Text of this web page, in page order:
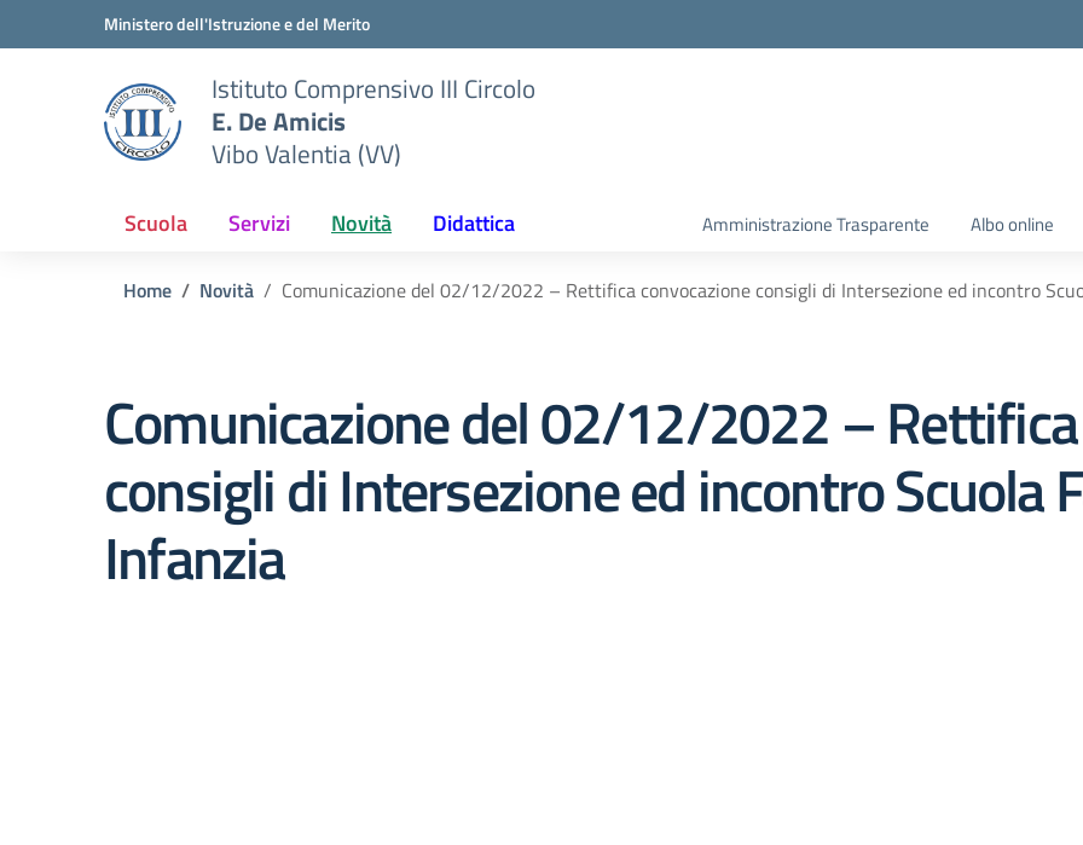
Vai ai contenuti
Vai al menu di navigazioneMinistero dell'Istruzione e del Merito
Istituto Comprensivo III Circolo
E. De Amicis
Vibo Valentia (VV)
Scuola Servizi Novità Didattica Amministrazione Trasparente Albo online
Home Novità Comunicazione del 02/12/2022 – Rettifica convocazione consigli di Intersezione ed incontro
Comunicazione del 02/12/2022 –
consigli di Intersezione ed incontro Scuola
Infanzia